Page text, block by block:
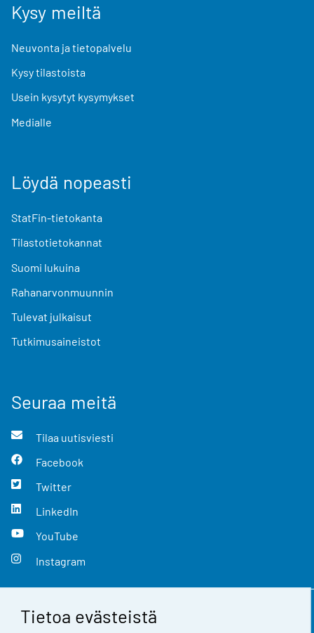
Tietoa evästeistä
Kysy meiltä
Neuvonta ja tietopalvelu
Kysy tilastoista
Usein kysytyt kysymykset
Medialle
Löydä nopeasti
StatFin-tietokanta
Tilastotietokannat
Suomi lukuina
Rahanarvonmuunnin
Tulevat julkaisut
Tutkimusaineistot
Seuraa meitä
Tilaa uutisviesti
Facebook
Twitter
LinkedIn
YouTube
Instagram
Yhteystiedot